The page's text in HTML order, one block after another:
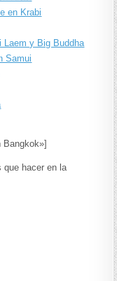
en Krabi
Laem y Big Buddha
Samui
que hacer en la